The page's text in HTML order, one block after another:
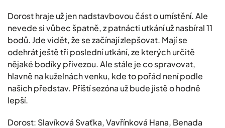
Dorost hraje už jen nadstavbovou část o umístění. Ale
nevede si vůbec špatně, z patnácti utkání už nasbíral 11
bodů. Jde vidět, že se začínají zlepšovat. Mají se
odehrát ještě tři poslední utkání, ze kterých určitě
nějaké bodíky přivezou. Ale stále je co spravovat,
hlavně na kuželnách venku, kde to pořád není podle
našich představ. Příští sezóna už bude jistě o hodně
lepší.
Dorost: Slavíková Svaťka, Vavřínková Hana, Benada